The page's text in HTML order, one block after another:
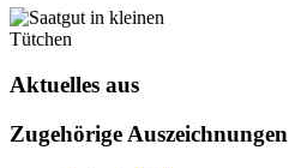
Aktuelles aus
Zugehörige Auszeichnungen